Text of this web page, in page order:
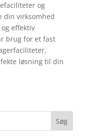
og
din virksomhed
effektiv
brug for et fast
løsning til din